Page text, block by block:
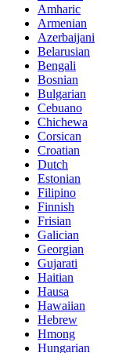
Amharic
Armenian
Azerbaijani
Belarusian
Bengali
Bosnian
Bulgarian
Cebuano
Chichewa
Corsican
Croatian
Dutch
Estonian
Filipino
Finnish
Frisian
Galician
Georgian
Gujarati
Haitian
Hausa
Hawaiian
Hebrew
Hmong
Hungarian